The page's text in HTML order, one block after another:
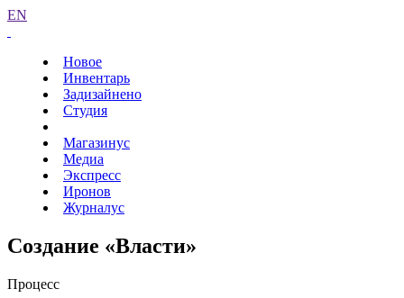
EN
Новое
Инвентарь
Задизайнено
Студия
Магазинус
Медиа
Экспресс
Иронов
Журналус
Создание «Власти»
Процесс